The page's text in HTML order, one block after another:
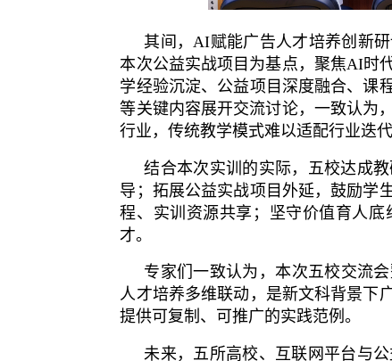
其间，AI赋能广告人才培养创新
本次公益实战项目为基点，聚焦AI时
学经验沉淀、公益项目深度融合、课
等关键内容展开交流讨论，一致认为
行业，传统教学模式难以适配行业迭代
结合本次实训的实际，五校达成
导；拓展公益实战项目外延，鼓励学
程、实训资源共享；坚守价值育人
才。
专家们一致认为，本次五校交流
人才培养多维联动，是新文科背景下
提供可复制、可推广的实践范例。
未来，五所高校、互联网平台与